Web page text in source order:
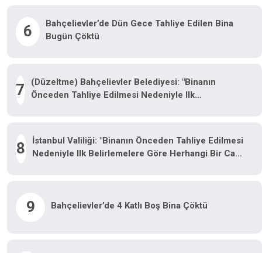
6
Bahçelievler’de Dün Gece Tahliye Edilen Bina
Bugün Çöktü
7
(Düzeltme) Bahçelievler Belediyesi: "Binanın
Önceden Tahliye Edilmesi Nedeniyle Ilk
8
İstanbul Valiliği: "Binanın Önceden Tahliye Edilmesi
Nedeniyle Ilk Belirlemelere Göre Herhangi Bir Can
9 Bahçelievler’de 4 Katlı Boş Bina Çöktü